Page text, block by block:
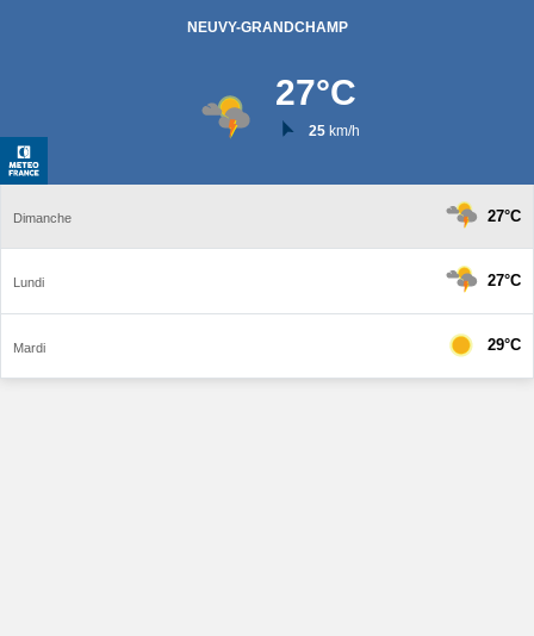
NEUVY-GRANDCHAMP
27°C
25km/h
Dimanche 27°C
Lundi 27°C
Mardi 29°C